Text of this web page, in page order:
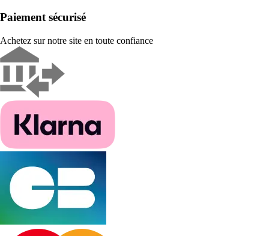
Paiement sécurisé
Achetez sur notre site en toute confiance